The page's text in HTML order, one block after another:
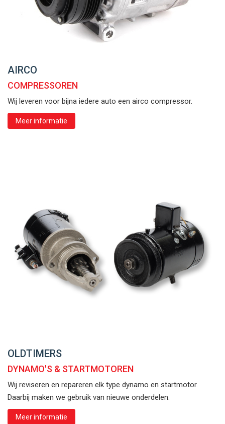
AIRCO
COMPRESSOREN
Wij leveren voor bijna iedere auto een airco compressor.
Meer informatie
OLDTIMERS
DYNAMO'S & STARTMOTOREN
Wij reviseren en repareren elk type dynamo en startmotor.
Daarbij maken we gebruik van nieuwe onderdelen.
Meer informatie